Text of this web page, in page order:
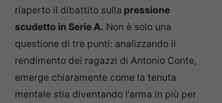
riaperto il dibattito sulla pressione
scudetto in Serie A. Non è solo una
questione di tre punti: analizzando il
rendimento dei ragazzi di Antonio Conte,
emerge chiaramente come la tenuta
mentale stia diventando l’arma in più per